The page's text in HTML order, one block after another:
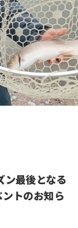
ン最後となる
トのお知ら